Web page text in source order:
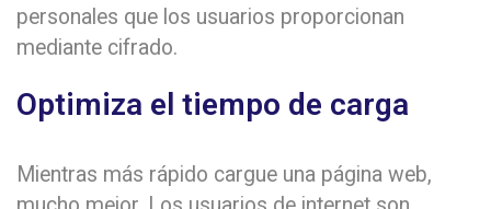
personales que los usuarios proporcionan
mediante cifrado.
Optimiza el tiempo de carga
Mientras más rápido cargue una página web,